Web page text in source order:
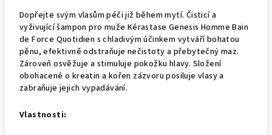
Dopřejte svým vlasům péči již během mytí. Čisticí a
vyživující šampon pro muže Kérastase Genesis Homme Bain
de Force Quotidien s chladivým účinkem vytváří bohatou
pěnu, efektivně odstraňuje nečistoty a přebytečný maz.
Zároveň osvěžuje a stimuluje pokožku hlavy. Složení
obohacené o kreatin a kořen zázvoru posiluje vlasy a
zabraňuje jejich vypadávání.
Vlastnosti: